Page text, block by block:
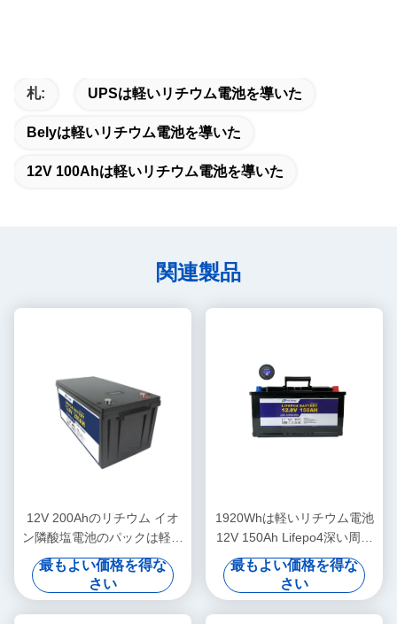
札: UPSは軽いリチウム電池を導いた
Belyは軽いリチウム電池を導いた
12V 100Ahは軽いリチウム電池を導いた
関連製品
12V 200Ahのリチウム イオ
ン隣酸塩電池のパックは軽い
Motorhomeの家電池を導い
た
最もよい価格を得な
さい
1920Whは軽いリチウム電池
12V 150Ah Lifepo4深い周期
電池を導いた
最もよい価格を得な
さい